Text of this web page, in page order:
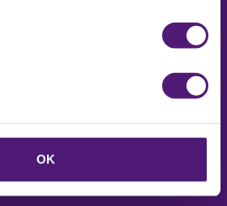
OK
Vastuullisuus
Ympäristöohjelma